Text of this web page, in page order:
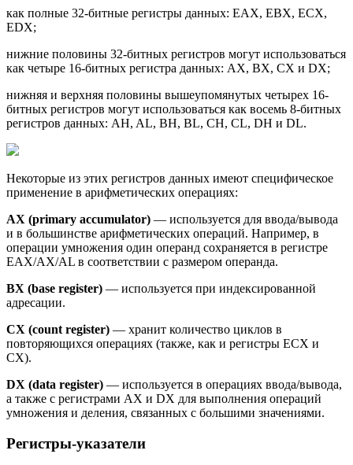
как полные 32-битные регистры данных: EAX, EBX, ECX,
EDX;
нижние половины 32-битных регистров могут использоваться
как четыре 16-битных регистра данных: AX, BX, CX и DX;
нижняя и верхняя половины вышеупомянутых четырех 16-
битных регистров могут использоваться как восемь 8-битных
регистров данных: AH, AL, BH, BL, CH, CL, DH и DL.
Некоторые из этих регистров данных имеют специфическое
применение в арифметических операциях:
AX (primary accumulator) — используется для ввода/вывода
и в большинстве арифметических операций. Например, в
операции умножения один операнд сохраняется в регистре
EAX/AX/AL в соответствии с размером операнда.
BX (base register) — используется при индексированной
адресации.
CX (count register) — хранит количество циклов в
повторяющихся операциях (также, как и регистры ECX и
CX).
DX (data register) — используется в операциях ввода/вывода,
а также с регистрами AX и DX для выполнения операций
умножения и деления, связанных с большими значениями.
Регистры-указатели